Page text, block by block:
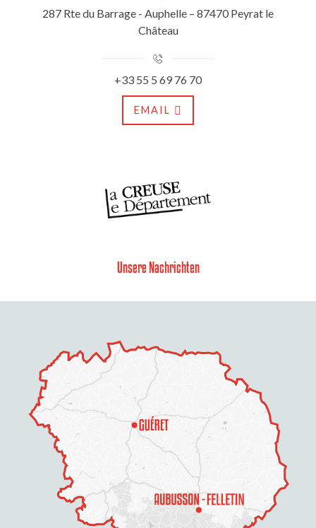
Beschreibung
Service
Preise
287 Rte du Barrage - Auphelle – 87470 Peyrat le
Château
+33 55 5 69 76 70
EMAIL
Unsere Nachrichten